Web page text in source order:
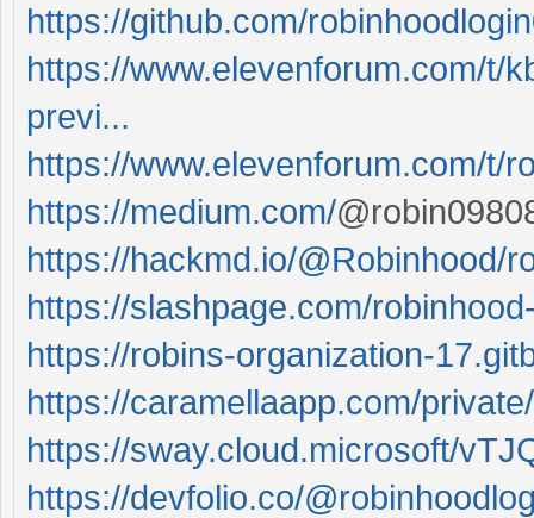
https://github.com/
https://www.elevenforum.com/t/
previ...
https://www.elevenforum.com/t/
https://medium.com/
https://hackmd.io/@Robinhood/
https://slashpage.com/
https://robins-organization-
https://caramellaapp.com/
https://sway.cloud.microsoft/
https://devfolio.co/